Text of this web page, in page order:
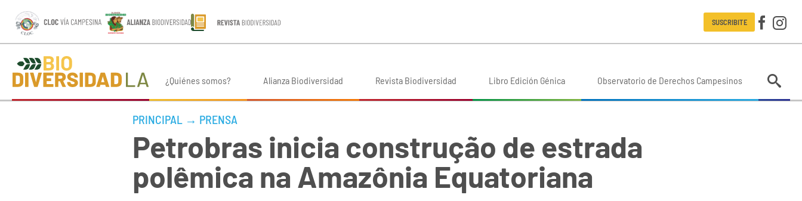
SUSCRIBITE
¿Quiénes somos? Alianza Biodiversidad Revista Biodiversidad Libro Edición Génica Observatorio de Derechos Campesinos
PRINCIPAL → PRENSA
Petrobras inicia construção de estrada
polêmica na Amazônia Equatoriana